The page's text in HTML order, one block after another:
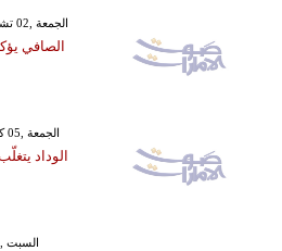
GMT 17:54 2018 الجمعة ,02 تشرين الثاني / نوفمبر
الصافي
GMT 09:16 2018 الجمعة ,05 كانون الثاني / يناير
الوداد
GMT 07:40 2015 السبت ,02 أيار / مايو